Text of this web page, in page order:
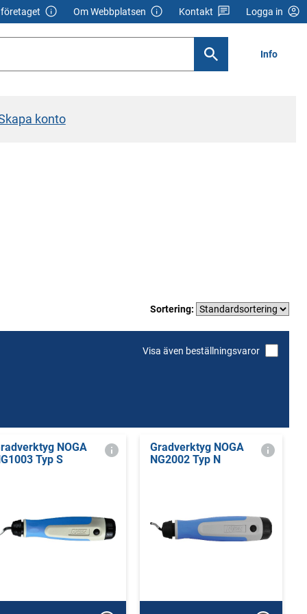
Om Webbplatsen Kontakt Logga in
Info
konto
Sortering:
Visa även beställningsvaror
NOGA
Typ S
Gradverktyg NOGA
NG2002 Typ N